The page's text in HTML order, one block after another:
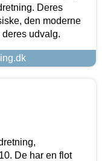
Deres
den moderne
udvalg.
De har en flot